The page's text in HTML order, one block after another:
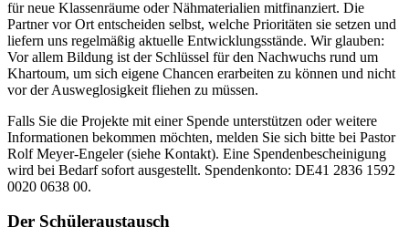
für neue Klassenräume oder Nähmaterialien mitfinanziert. Die
Partner vor Ort entscheiden selbst, welche Prioritäten sie setzen und
liefern uns regelmäßig aktuelle Entwicklungsstände. Wir glauben:
Vor allem Bildung ist der Schlüssel für den Nachwuchs rund um
Khartoum, um sich eigene Chancen erarbeiten zu können und nicht
vor der Ausweglosigkeit fliehen zu müssen.
Falls Sie die Projekte mit einer Spende unterstützen oder weitere
Informationen bekommen möchten, melden Sie sich bitte bei Pastor
Rolf Meyer-Engeler (siehe Kontakt). Eine Spendenbescheinigung
wird bei Bedarf sofort ausgestellt. Spendenkonto: DE41 2836 1592
0020 0638 00.
Der Schüleraustausch